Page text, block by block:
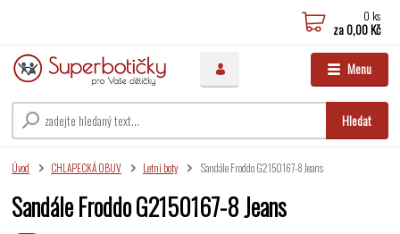
Menu
Hledat
0 ks
za0,00 Kč
Úvod CHLAPECKÁ OBUV Letní boty Sandále Froddo G2150167-8 Jeans
Sandále Froddo G2150167-8 Jeans